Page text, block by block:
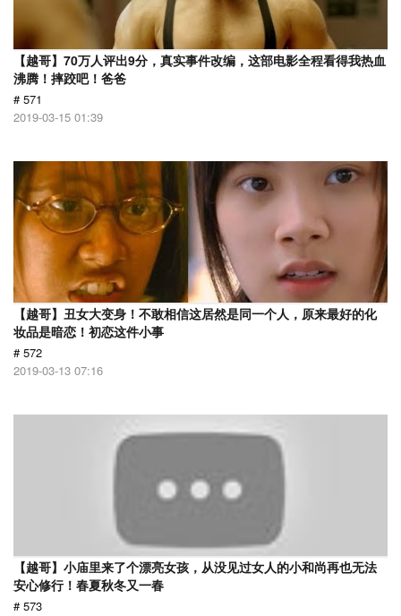
【越哥】70万人评出9分，真实事件改编，这部电影全程看得我热血
沸腾！摔跤吧！爸爸
# 571
2019-03-15 01:39
【越哥】丑女大变身！不敢相信这居然是同一个人，原来最好的化
妆品是暗恋！初恋这件小事
# 572
2019-03-13 07:16
【越哥】小庙里来了个漂亮女孩，从没见过女人的小和尚再也无法
安心修行！春夏秋冬又一春
# 573